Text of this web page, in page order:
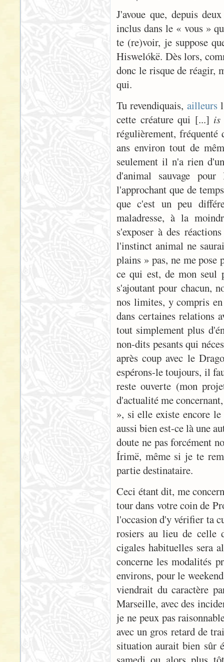
J'avoue que, depuis
inclus dans le « vous »
te (re)voir, je suppose
Hiswelókë. Dès lors,
donc le risque de réagir,
qui.
Tu revendiquais, ailleurs
cette créature qui [...] is
régulièrement,
ans environ tout de
seulement il n'a rien
d'animal sauvage
l'approchant que de
que c'est un peu
maladresse, à la
s'exposer à des
l'instinct animal ne
plains » pas, ne me
ce qui est, de mon seul
s'ajoutant pour chacun,
nos limites, y compris
dans certaines relations
tout simplement plus
non-dits pesants qui
après coup avec le
espérons-le toujours, il
reste ouverte (mon
d'actualité me
», si elle existe encore
aussi bien est-ce là une
doute ne pas forcément
Írimë, même si je te
partie destinataire.
Ceci étant dit, me
tour dans votre coin de
l'occasion d'y vérifier ta
rosiers au lieu de celle
cigales habituelles sera
concerne les modalités
environs, pour le
viendrait du caractère
Marseille, avec des
je ne peux pas
avec un gros retard de
situation aurait bien sûr